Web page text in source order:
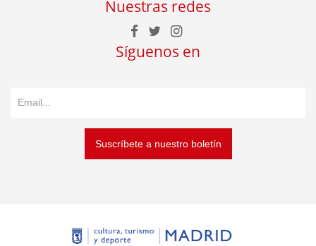
Nuestras redes
Síguenos en
Suscríbete a nuestro boletín